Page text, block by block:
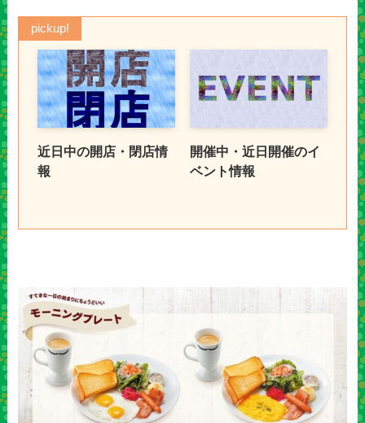
pickup!
近日中の開店・閉店情
報
開催中・近日開催のイ
ベント情報